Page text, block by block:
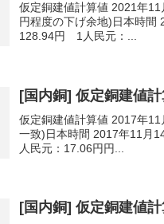
仮定銅建値計算値 2021年
円程度の下げ余地)日本時
128.94円 1人民元：...
[国内銅] 仮定銅建値
仮定銅建値計算値 2017年
一致)日本時間 2017年11月
人民元：17.06円円...
[国内銅] 仮定銅建値